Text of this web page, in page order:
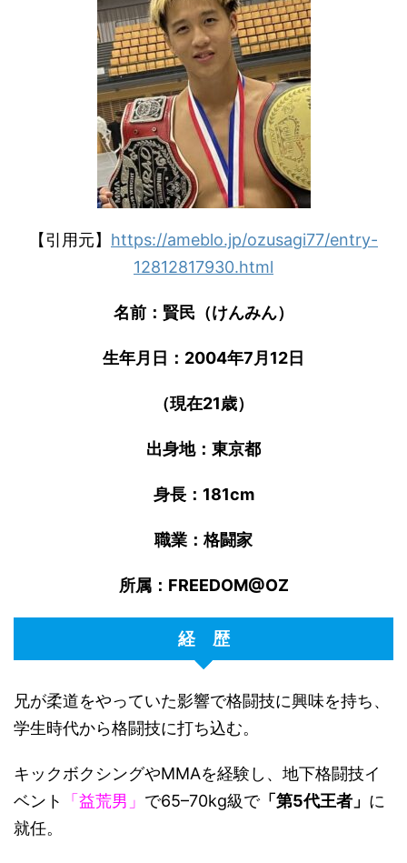
【引用元】 https://ameblo.jp/ozusagi77/entry-
12812817930.html
名前：賢民（けんみん）
生年月日：2004年7月12日
（現在21歳）
出身地：東京都
身長：181cm
職業：格闘家
所属：FREEDOM@OZ
経 歴
兄が柔道をやっていた影響で格闘技に興味を持ち、
学生時代から格闘技に打ち込む。
キックボクシングやMMAを経験し、地下格闘技イ
ベント
「益荒男」 で65–70kg級で「第5代王者」 に
就任。